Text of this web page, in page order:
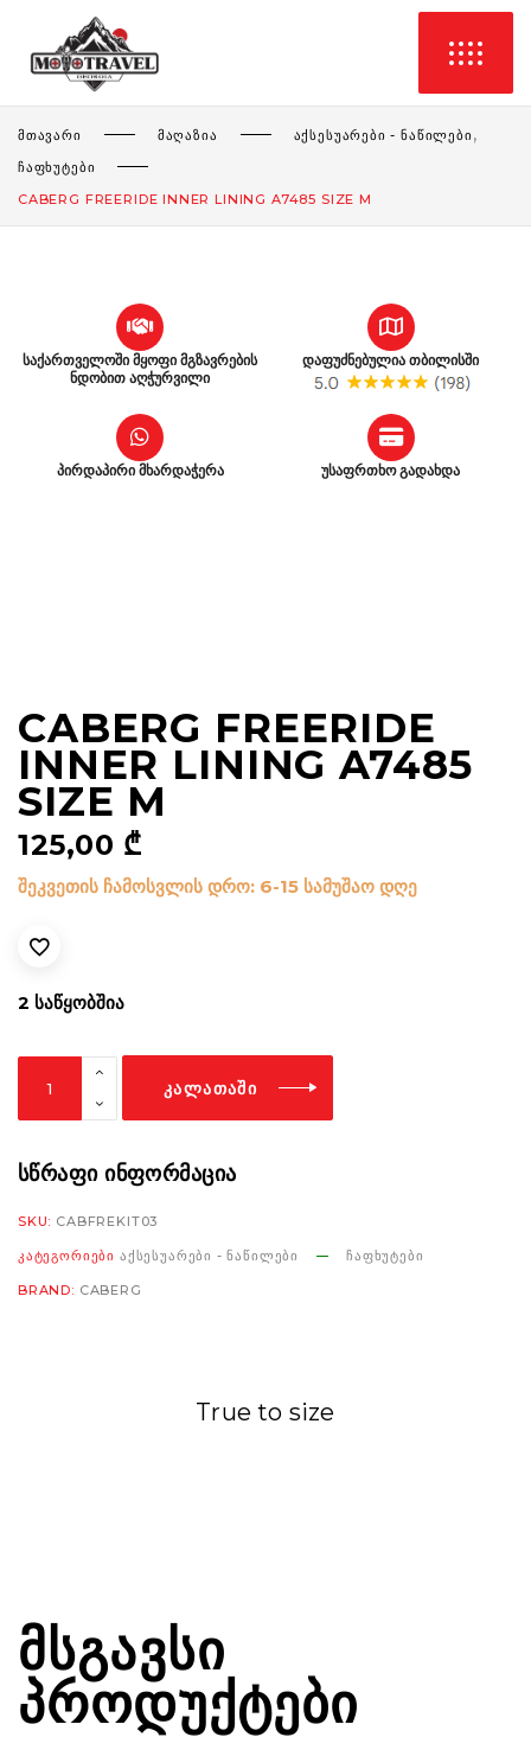
ᲛᲗᲐᲕᲐᲠᲘ ᲛᲐᲦᲐᲖᲘᲐ ᲐᲥᲡᲔᲡᲣᲐᲠᲔᲑᲘ - ᲜᲐᲬᲘᲚᲔᲑᲘ,
ᲩᲐᲤᲮᲣᲢᲔᲑᲘ
CABERG FREERIDE INNER LINING A7485 SIZE M
საქართველოში მყოფი მგზავრების
ნდობით აღჭურვილი
დაფუძნებულია თბილისში
პირდაპირი მხარდაჭერა უსაფრთხო გადახდა
CABERG FREERIDE
INNER LINING A7485
SIZE M
125,00 ₾
შეკვეთის ჩამოსვლის დრო: 6-15 სამუშაო დღე
2 ᲡᲐᲬᲧᲝᲑᲨᲘᲐ
Freeride
lining
size
M
რაოდენობა
ᲙᲐᲚᲐᲗᲐᲨᲘ
ᲡᲬᲠᲐᲤᲘ ᲘᲜᲤᲝᲠᲛᲐᲪᲘᲐ
SKU: CABFREKIT03
ᲙᲐᲢᲔᲒᲝᲠᲘᲔᲑᲘ ᲐᲥᲡᲔᲡᲣᲐᲠᲔᲑᲘ - ᲜᲐᲬᲘᲚᲔᲑᲘ ᲩᲐᲤᲮᲣᲢᲔᲑᲘ
BRAND: CABERG
True to size
ᲛᲡᲒᲐᲕᲡᲘ
ᲞᲠᲝᲓᲣᲥᲢᲔᲑᲘ